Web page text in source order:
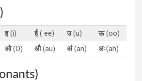
इ(i) ई( ee) उ(u) ऊ(oo)
ओ(O) औ(au) अं(an) अः(ah)